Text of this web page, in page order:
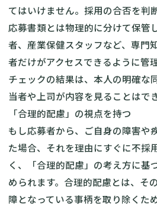
てはいけません。採用の合否を判
応募書類とは物理的に分けて保管
者、産業保健スタッフなど、専門
者だけがアクセスできるように管
チェックの結果は、本人の明確な
当者や上司が内容を見ることはで
「合理的配慮」の視点を持つ
もし応募者から、ご自身の障害や
た場合、それを理由にすぐに不採
く、「合理的配慮」の考え方に基
められます。合理的配慮とは、そ
障となっている事柄を取り除くた